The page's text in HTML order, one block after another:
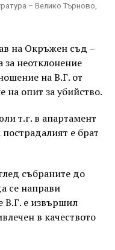
– Велико Търново,
на Окръжен съд –
за неотклонение
на В.Г. от
на опит за убийство.
т.г. в апартамент
е брат
събраните до
се направи
В.Г. е извършил
в качеството